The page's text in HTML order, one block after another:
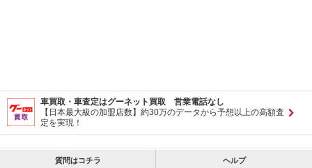
車買取・車査定はグーネット買取 営業電話なし
【日本最大級の加盟店数】約30万のデータから予想以上の高額査
定を実現！
質問はコチラ ヘルプ